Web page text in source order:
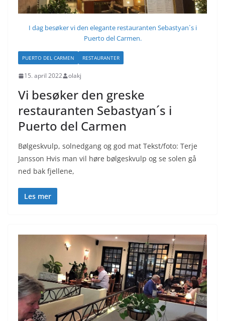
I dag besøker vi den elegante restauranten Sebastyan´s i
Puerto del Carmen.
PUERTO DEL CARMEN RESTAURANTER
15. april 2022 olakj
Vi besøker den greske
restauranten Sebastyan´s i
Puerto del Carmen
Bølgeskvulp, solnedgang og god mat Tekst/foto: Terje
Jansson Hvis man vil høre bølgeskvulp og se solen gå
ned bak fjellene,
Les mer